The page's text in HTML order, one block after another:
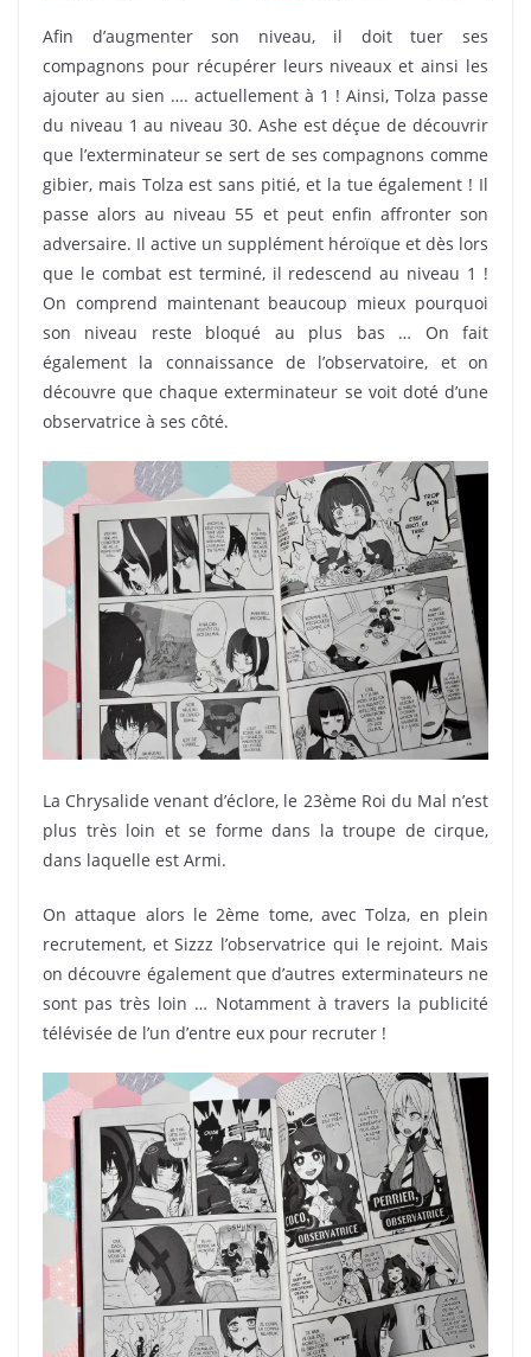
Afin d’augmenter son niveau, il doit tuer ses
compagnons pour récupérer leurs niveaux et ainsi les
ajouter au sien …. actuellement à 1 ! Ainsi, Tolza passe
du niveau 1 au niveau 30. Ashe est déçue de découvrir
que l’exterminateur se sert de ses compagnons comme
gibier, mais Tolza est sans pitié, et la tue également ! Il
passe alors au niveau 55 et peut enfin affronter son
adversaire. Il active un supplément héroïque et dès lors
que le combat est terminé, il redescend au niveau 1 !
On comprend maintenant beaucoup mieux pourquoi
son niveau reste bloqué au plus bas … On fait
également la connaissance de l’observatoire, et on
découvre que chaque exterminateur se voit doté d’une
observatrice à ses côté.
La Chrysalide venant d’éclore, le 23ème Roi du Mal n’est
plus très loin et se forme dans la troupe de cirque,
dans laquelle est Armi.
On attaque alors le 2ème tome, avec Tolza, en plein
recrutement, et Sizzz l’observatrice qui le rejoint. Mais
on découvre également que d’autres exterminateurs ne
sont pas très loin … Notamment à travers la publicité
télévisée de l’un d’entre eux pour recruter !